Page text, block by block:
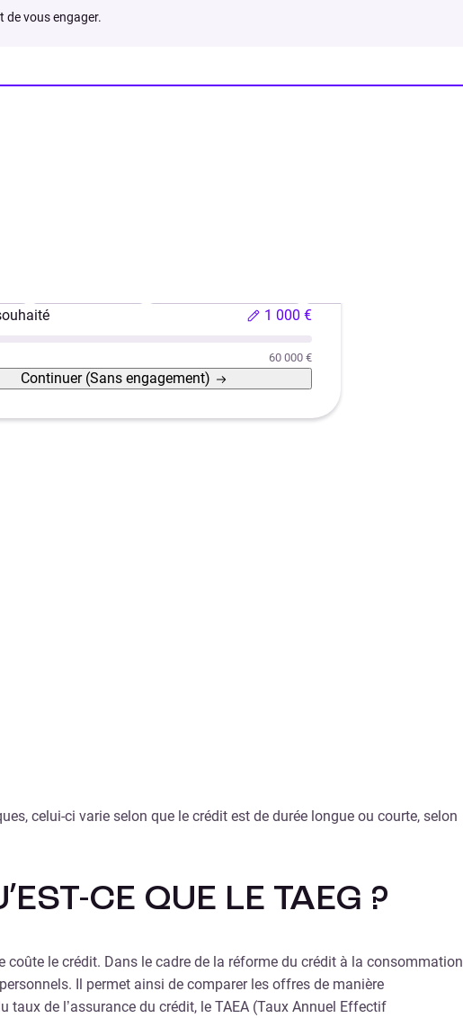
de vous engager.
1 000 €
60 000 €
Continuer (Sans engagement)
celui-ci varie selon que le crédit est de durée longue ou courte, selon
CE QUE LE TAEG ?
le crédit. Dans le cadre de la réforme du crédit à la consommation
Il permet ainsi de comparer les offres de manière
de l’assurance du crédit, le TAEA (Taux Annuel Effectif